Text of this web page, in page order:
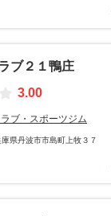
ブ２１鴨庄
3.00
ブ・スポーツジム
庫県丹波市市島町上牧３７